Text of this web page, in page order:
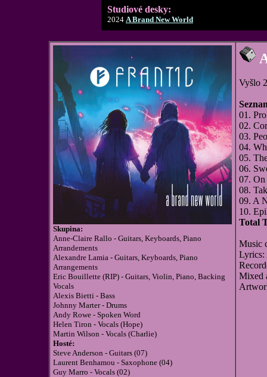
Studiové desky:
2024 A Brand New World
Skupina:
Anne-Claire Rallo - Guitars, Keyboards, Piano
Arrandements
Alexandre Lamia - Guitars, Keyboards, Piano
Arrangements
Eric Bouillette (RIP) - Guitars, Violin, Piano, Backing
Vocals
Alexis Bietti - Bass
Johnny Marter - Drums
Andy Rowe - Spoken Word
Helen Tiron - Vocals (Hope)
Martin Wilson - Vocals (Charlie)
Hosté:
Steve Anderson - Guitars (07)
Laurent Benhamou - Saxophone (04)
Guy Marro - Vocals (02)
Vyšlo
01.
02.
03.
04.
05.
06.
07. On
08.
09. A
10.
Total
Music
Lyrics:
Mixed